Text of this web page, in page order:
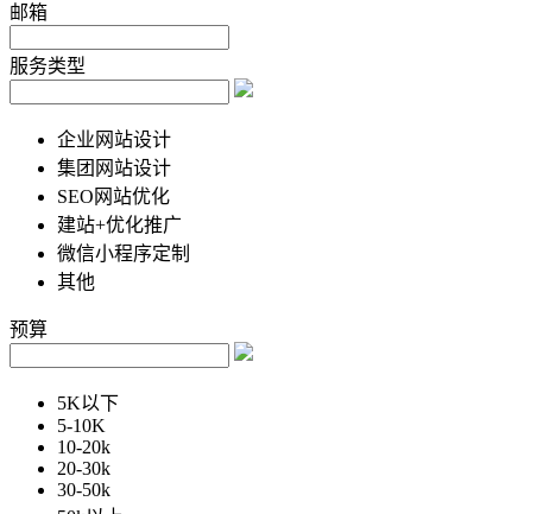
邮箱
服务类型
企业网站设计
集团网站设计
SEO网站优化
建站+优化推广
微信小程序定制
其他
预算
5K以下
5-10K
10-20k
20-30k
30-50k